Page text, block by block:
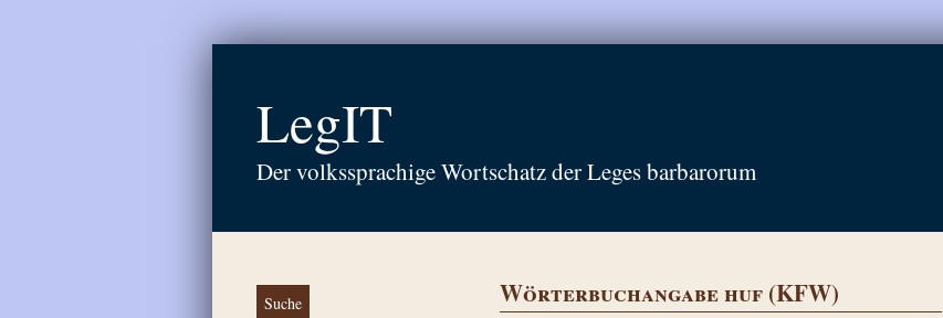
LegIT
Der volkssprachige Wortschatz der Leges barbarorum
Suche Wörterbuchangabe huf (KFW)